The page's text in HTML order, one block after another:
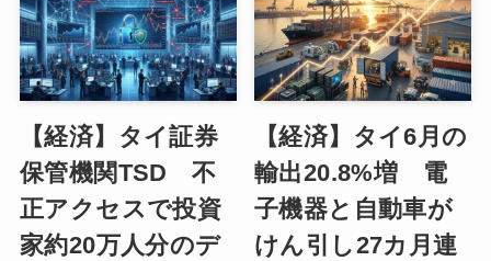
【経済】タイ証券
保管機関TSD 不
正アクセスで投資
家約20万人分のデ
【経済】タイ6月の
輸出20.8%増 電
子機器と自動車が
けん引し27カ月連